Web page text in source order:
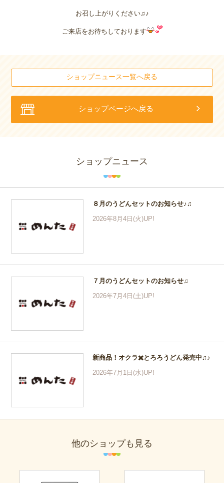
お召し上がりください♫♪
ご来店をお待ちしております
ショップニュース一覧へ戻る
ショップページへ戻る
ショップニュース
８月のうどんセットのお知らせ♪♫
2026年8月4日(火)UP!
７月のうどんセットのお知らせ♫
2026年7月4日(土)UP!
新商品！オクラ✖️とろろうどん発売中♫♪
2026年7月1日(水)UP!
他のショップも見る